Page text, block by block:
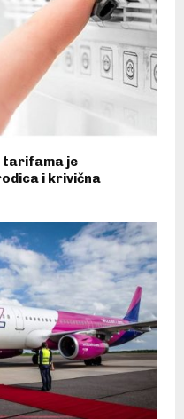
tarifama je
i krivična